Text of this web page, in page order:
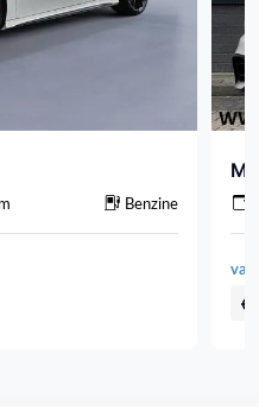
Benzine
va.
€